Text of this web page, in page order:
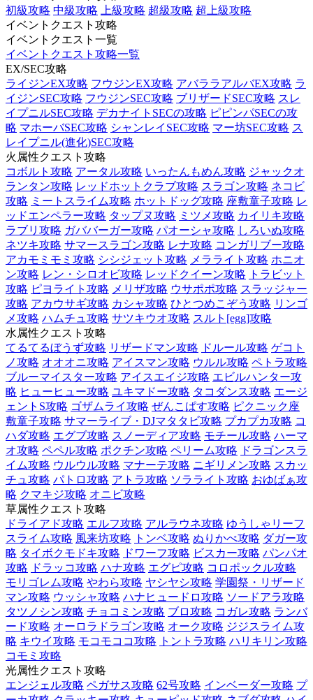
初級攻略 中級攻略 上級攻略 超級攻略 超上級攻略
イベントクエスト攻略
イベントクエスト一覧
イベントクエスト攻略一覧
EX/SEC攻略
ライジンEX攻略 フウジンEX攻略 アバララアルバEX攻略 ラ
イジンSEC攻略 フウジンSEC攻略 ブリザードSEC攻略 スレ
イプニルSEC攻略 デカナイトSECの攻略 ピピンパSECの攻
略 マホーバSEC攻略 シャンレイSEC攻略 マー坊SEC攻略 ス
レイプニル(進化)SEC攻略
火属性クエスト攻略
コボルト攻略 アータル攻略 いったんもめん攻略 ジャックオ
ランタン攻略 レッドホットクラブ攻略 スラゴン攻略 ネコビ
攻略 ミートスライム攻略 ホットドッグ攻略 座敷童子攻略 レ
ッドエンペラー攻略 タップヌ攻略 ミツメ攻略 カイリキ攻略
ラブリ攻略 ガババーガー攻略 パオーシャ攻略 しろいぬ攻略
ネツキ攻略 サマースラゴン攻略 レナ攻略 コンガリブー攻略
アカモミモミ攻略 シシジェット攻略 メラライト攻略 ホニオ
ン攻略 レン・シロオビ攻略 レッドクイーン攻略
トラビット
攻略 ピヨライト攻略 メリザ攻略 ウサポポ攻略 スラッジャー
攻略 アカウサギ攻略 カシャ攻略 ひとつめこぞう攻略 リンゴ
メ攻略 ハムチュ攻略 サツキウオ攻略 スルト[egg]攻略
水属性クエスト攻略
てるてるぼうず攻略 リザードマン攻略 ドルール攻略 ゲコト
ノ攻略 オオオニ攻略 アイスマン攻略 ウルル攻略 ペトラ攻略
ブルーマイスター攻略 アイスエイジ攻略 エビルハンター攻
略 ヒューヒュー攻略 ユキマドー攻略 タコダンス攻略 エージ
ェントS攻略 ゴザムライ攻略 ぜんこぱす攻略 ピクニック座
敷童子攻略 サマーライブ・DJマタタビ攻略 プカプカ攻略 コ
ハダ攻略 エグブ攻略 スノーディア攻略 モチール攻略 ハーマ
オ攻略 ペペル攻略 ポクチン攻略 ペリーム攻略 ドラゴンスラ
イム攻略 ウルウル攻略 マナーテ攻略 ニギリメン攻略 スカッ
チュ攻略 パトロ攻略 アトラ攻略 ソラライト攻略 おゆばぁ攻
略 クマキジ攻略 オニビ攻略
草属性クエスト攻略
ドライアド攻略 エルフ攻略 アルラウネ攻略 ゆうしゃリーフ
スライム攻略 風来坊攻略 トンベ攻略 ぬりかべ攻略 ダガー攻
略 タイボクモドキ攻略 ドワーフ攻略 ビスカー攻略 パンパオ
攻略 ドラッコ攻略 ハナ攻略 エグピ攻略 コロポックル攻略
モリゴレム攻略 やわら攻略 ヤシヤシ攻略 学園祭・リザード
マン攻略 ウッシャ攻略 ハナヒュードロ攻略 ソードアラ攻略
タツノシン攻略 チョコミン攻略 ブロ攻略 コガレ攻略 ランバ
ード攻略 オーロラドラゴン攻略 オーク攻略 ジジスライム攻
略 キウイ攻略 モコモココ攻略 トントラ攻略 ハリキリン攻略
コモミ攻略
光属性クエスト攻略
エンジェル攻略 ペガサス攻略 62号攻略 インベーダー攻略 プ